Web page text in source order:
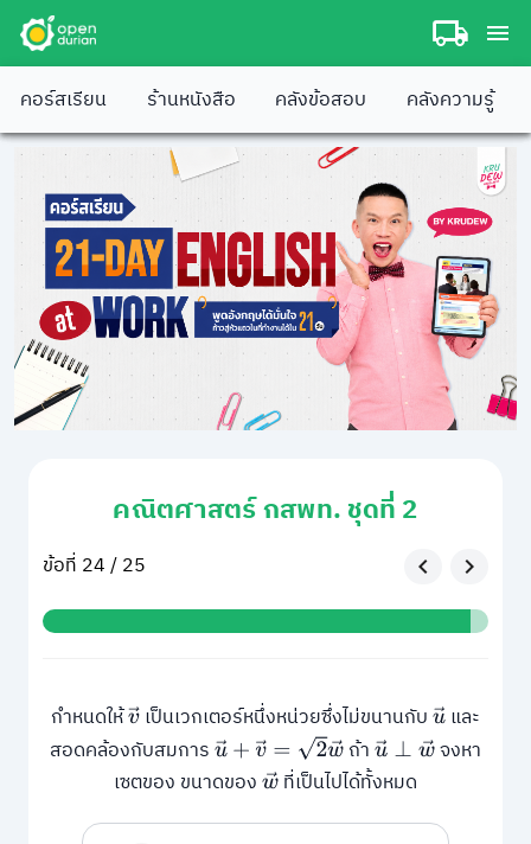
คอร์สเรียน ร้านหนังสือ คลังข้อสอบ คลังความรู้
คณิตศาสตร์ กสพท. ชุดที่ 2
ข้อที่ 24 / 25
กำหนดให้v→
เป็นเวกเตอร์หนึ่งหน่วยซึ่งไม่ขนานกับu→
และ
สอดคล้องกับสมการu→+ v→=2w→ ถ้าu→⊥ w→
จงหา
เซตของ ขนาดของw→
ที่เป็นไปได้ทั้งหมด